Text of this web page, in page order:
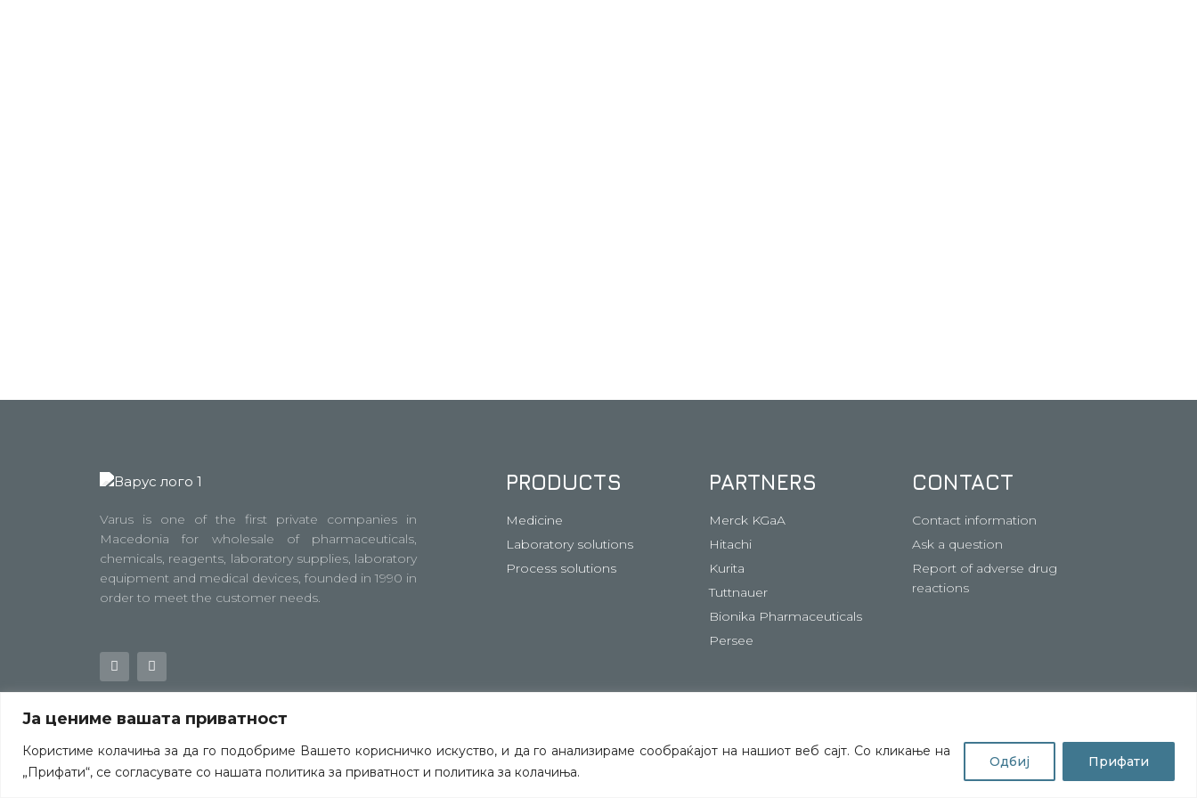
Ја цениме вашата приватност
Користиме колачиња за да го подобриме Вашето корисничко искуство, и да го анализираме сообраќајот на нашиот веб сајт. Со кликање на
„Прифати“, се согласувате со нашата политика за приватност и политика за колачиња.
Одбиј Прифати
Varus is one of the first private companies in
Macedonia for wholesale of pharmaceuticals,
chemicals, reagents, laboratory supplies, laboratory
equipment and medical devices, founded in 1990 in
order to meet the customer needs.
PRODUCTS
Medicine
Laboratory solutions
Process solutions
PARTNERS
Merck KGaA
Hitachi
Kurita
Tuttnauer
Bionika Pharmaceuticals
Persee
CONTACT
Contact information
Ask a question
Report of adverse drug
reactions
©ALL RIGHTS RESERVED